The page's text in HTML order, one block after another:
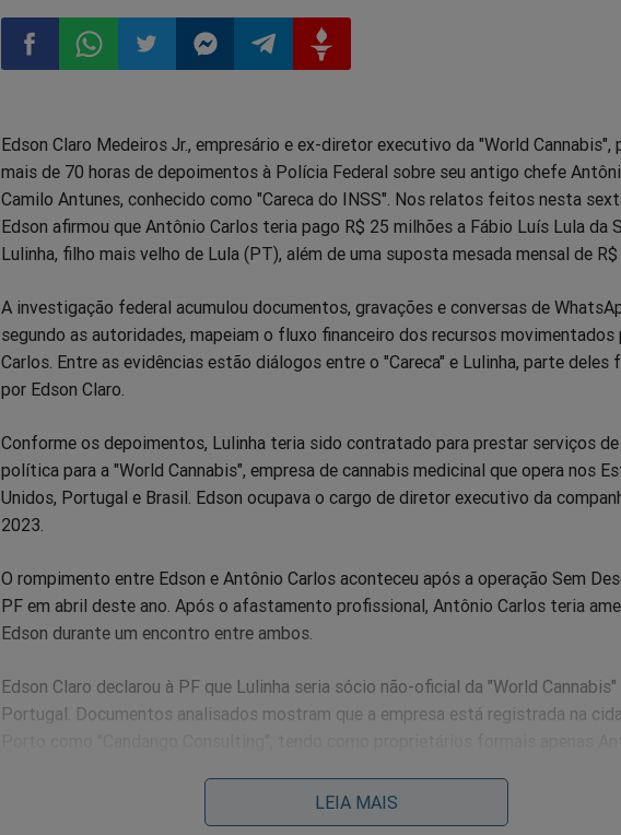
no
Facebook
no
Whatsapp
no
Twitter
no
Messenger
no
Telegram
no
Gettr
Edson Claro Medeiros Jr., empresário e ex-diretor executivo da "World Cannabis",
mais de 70 horas de depoimentos à Polícia Federal sobre seu antigo chefe
Camilo Antunes, conhecido como "Careca do INSS". Nos relatos feitos nesta
Edson afirmou que Antônio Carlos teria pago R$ 25 milhões a Fábio Luís Lula da
Lulinha, filho mais velho de Lula (PT), além de uma suposta mesada mensal de R$
A investigação federal acumulou documentos, gravações e conversas de
segundo as autoridades, mapeiam o fluxo financeiro dos recursos movimentados
Carlos. Entre as evidências estão diálogos entre o "Careca" e Lulinha, parte deles
por Edson Claro.
Conforme os depoimentos, Lulinha teria sido contratado para prestar serviços
política para a "World Cannabis", empresa de cannabis medicinal que opera nos
Unidos, Portugal e Brasil. Edson ocupava o cargo de diretor executivo da
2023.
O rompimento entre Edson e Antônio Carlos aconteceu após a operação Sem
PF em abril deste ano. Após o afastamento profissional, Antônio Carlos teria
Edson durante um encontro entre ambos.
Edson Claro declarou à PF que Lulinha seria sócio não-oficial da "World Cannabis"
Portugal. Documentos analisados mostram que a empresa está registrada na
O ex-funcionário explicou que a empresa portuguesa se dedicaria ao cultivo indoor
LEIA MAIS